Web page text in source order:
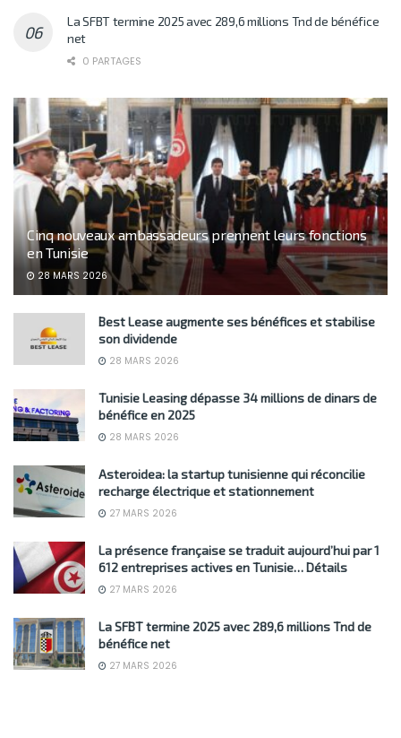
La SFBT termine 2025 avec 289,6 millions Tnd de bénéfice
net
0 PARTAGES
Cinq nouveaux ambassadeurs prennent leurs fonctions
en Tunisie
28 MARS 2026
Best Lease augmente ses bénéfices et stabilise
son dividende
28 MARS 2026
Tunisie Leasing dépasse 34 millions de dinars de
bénéfice en 2025
28 MARS 2026
Asteroidea: la startup tunisienne qui réconcilie
recharge électrique et stationnement
27 MARS 2026
La présence française se traduit aujourd’hui par 1
612 entreprises actives en Tunisie… Détails
27 MARS 2026
La SFBT termine 2025 avec 289,6 millions Tnd de
bénéfice net
27 MARS 2026